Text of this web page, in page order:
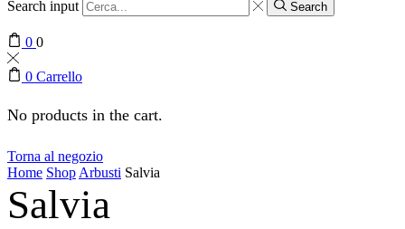
Search input
Search
0 0
0 Carrello
No products in the cart.
Torna al negozio
Home ShopArbusti Salvia
Salvia